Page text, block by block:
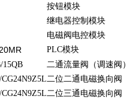
按钮模块
继电器控制模块
电磁阀电控模块
PLC模块
15QB 二通流量阀（调速阀）
二位二通电磁换向阀
二位三通电磁换向阀